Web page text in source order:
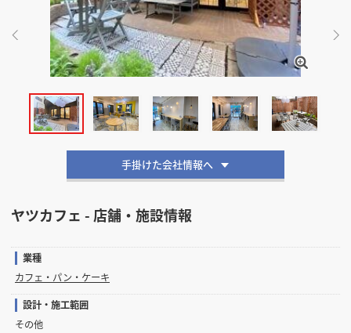
掲載希望のデザイン設計・施工会社様へ
店舗開業・改装をご検討中の方へ
手掛けた会社情報へ
ヤツカフェ - 店舗・施設情報
業種
カフェ・パン・ケーキ
設計・施工範囲
その他